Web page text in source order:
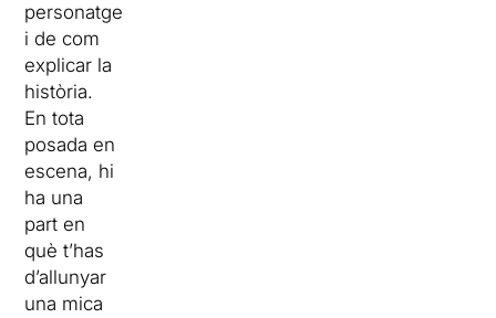
personatge
i de com
explicar la
història.
En tota
posada en
escena, hi
ha una
part en
què t’has
d’allunyar
una mica